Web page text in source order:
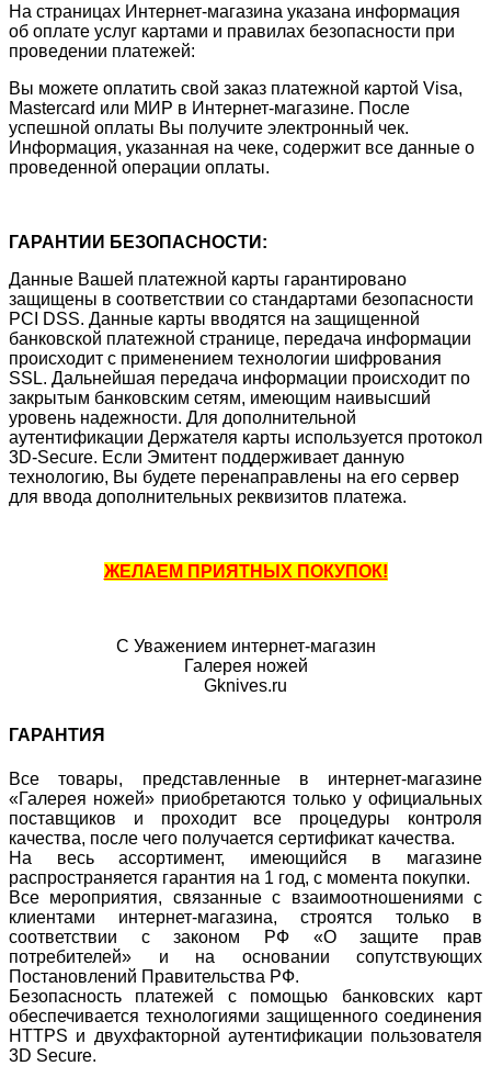
На страницах Интернет-магазина указана информация
об оплате услуг картами и правилах безопасности при
проведении платежей:
Вы можете оплатить свой заказ платежной картой Visa,
Mastercard или МИР в Интернет-магазине. После
успешной оплаты Вы получите электронный чек.
Информация, указанная на чеке, содержит все данные о
проведенной операции оплаты.
ГАРАНТИИ БЕЗОПАСНОСТИ:
Данные Вашей платежной карты гарантировано
защищены в соответствии со стандартами безопасности
PCI DSS. Данные карты вводятся на защищенной
банковской платежной странице, передача информации
происходит с применением технологии шифрования
SSL. Дальнейшая передача информации происходит по
закрытым банковским сетям, имеющим наивысший
уровень надежности. Для дополнительной
аутентификации Держателя карты используется протокол
3D-Secure. Если Эмитент поддерживает данную
технологию, Вы будете перенаправлены на его сервер
для ввода дополнительных реквизитов платежа.
ЖЕЛАЕМ ПРИЯТНЫХ ПОКУПОК!
С Уважением интернет-магазин
Галерея ножей
Gknives.ru
ГАРАНТИЯ
Все товары, представленные в интернет-магазине
«Галерея ножей» приобретаются только у официальных
поставщиков и проходит все процедуры контроля
качества, после чего получается сертификат качества.
На весь ассортимент, имеющийся в магазине
распространяется гарантия на 1 год, с момента покупки.
Все мероприятия, связанные с взаимоотношениями с
клиентами интернет-магазина, строятся только в
соответствии с законом РФ «О защите прав
потребителей» и на основании сопутствующих
Постановлений Правительства РФ.
Безопасность платежей с помощью банковских карт
обеспечивается технологиями защищенного соединения
HTTPS и двухфакторной аутентификации пользователя
3D Secure.